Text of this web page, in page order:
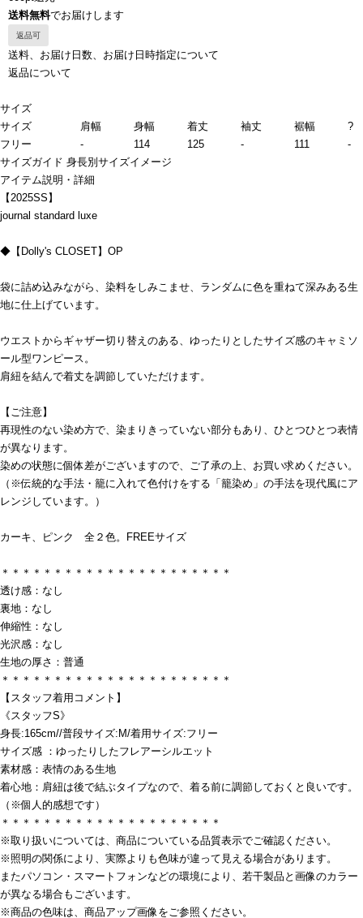
送料無料でお届けします
返品可
送料、お届け日数、お届け日時指定について
返品について
サイズ
サイズ
肩幅 身幅 着丈 袖丈 裾幅
?
フリー
- 114 125 - 111
-
サイズガイド 身長別サイズイメージ
アイテム説明・詳細
【2025SS】
journal standard luxe
◆【Dolly's CLOSET】OP
袋に詰め込みながら、染料をしみこませ、ランダムに色を重ねて深みある生
地に仕上げています。
ウエストからギャザー切り替えのある、ゆったりとしたサイズ感のキャミソ
ール型ワンピース。
肩紐を結んで着丈を調節していただけます。
【ご注意】
再現性のない染め方で、染まりきっていない部分もあり、ひとつひとつ表情
が異なります。
染めの状態に個体差がございますので、ご了承の上、お買い求めください。
（※伝統的な手法・籠に入れて色付けをする「籠染め」の手法を現代風にア
レンジしています。）
カーキ、ピンク 全２色。FREEサイズ
＊＊＊＊＊＊＊＊＊＊＊＊＊＊＊＊＊＊＊＊＊＊
透け感：なし
裏地：なし
伸縮性：なし
光沢感：なし
生地の厚さ：普通
＊＊＊＊＊＊＊＊＊＊＊＊＊＊＊＊＊＊＊＊＊＊
【スタッフ着用コメント】
《スタッフS》
身長:165cm//普段サイズ:M/着用サイズ:フリー
サイズ感 ：ゆったりしたフレアーシルエット
素材感：表情のある生地
着心地：肩紐は後で結ぶタイプなので、着る前に調節しておくと良いです。
（※個人的感想です）
＊＊＊＊＊＊＊＊＊＊＊＊＊＊＊＊＊＊＊＊＊
※取り扱いについては、商品についている品質表示でご確認ください。
※照明の関係により、実際よりも色味が違って見える場合があります。
またパソコン・スマートフォンなどの環境により、若干製品と画像のカラー
が異なる場合もございます。
※商品の色味は、商品アップ画像をご参照ください。